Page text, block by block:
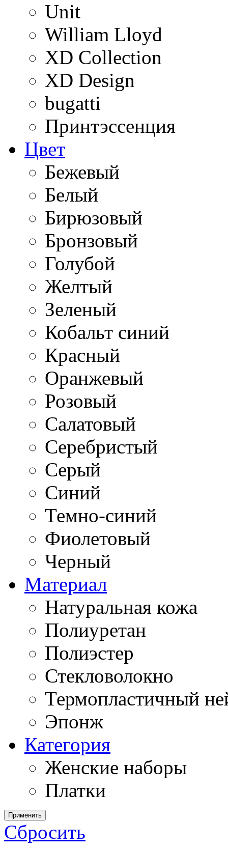
Unit
William Lloyd
XD Collection
XD Design
bugatti
Принтэссенция
Цвет
Бежевый
Белый
Бирюзовый
Бронзовый
Голубой
Желтый
Зеленый
Кобальт синий
Красный
Оранжевый
Розовый
Салатовый
Серебристый
Серый
Синий
Темно-синий
Фиолетовый
Черный
Материал
Натуральная кожа
Полиуретан
Полиэстер
Стекловолокно
Термопластичный
Эпонж
Категория
Женские наборы
Платки
Применить
Сбросить